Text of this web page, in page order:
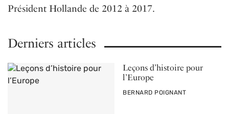
Président Hollande de 2012 à 2017.
Derniers articles
Leçons d’histoire pour
l’Europe
PAR
BERNARD POIGNANT